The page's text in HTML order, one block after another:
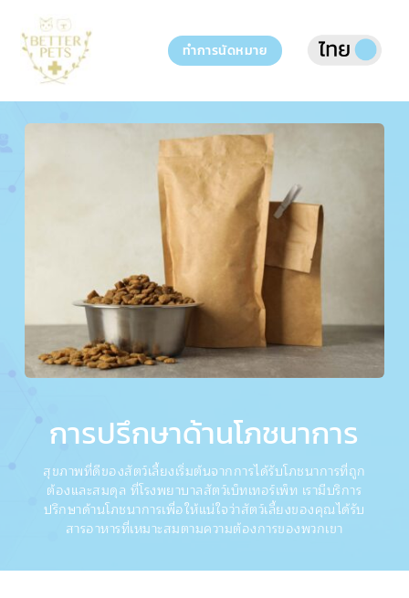
content
ทำการนัดหมาย
การปรึกษาด้านโภชนาการ
สุขภาพที่ดีของสัตว์เลี้ยงเริ่มต้นจากการได้รับโภชนาการที่ถูก
ต้องและสมดุล ที่โรงพยาบาลสัตว์เบ็ทเทอร์เพ็ท เรามีบริการ
ปรึกษาด้านโภชนาการเพื่อให้แน่ใจว่าสัตว์เลี้ยงของคุณได้รับ
สารอาหารที่เหมาะสมตามความต้องการของพวกเขา